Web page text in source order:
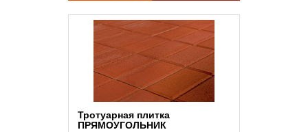
Тротуарная плитка
ПРЯМОУГОЛЬНИК